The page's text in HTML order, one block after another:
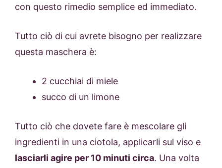
con questo rimedio semplice ed immediato.
Tutto ciò di cui avrete bisogno per realizzare
questa maschera è:
2 cucchiai di miele
succo di un limone
Tutto ciò che dovete fare è mescolare gli
ingredienti in una ciotola, applicarli sul viso e
lasciarli agire per 10 minuti circa. Una volta